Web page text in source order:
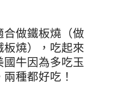
做鐵板燒（做
燒），吃起來
國牛因為多吃玉
種都好吃！